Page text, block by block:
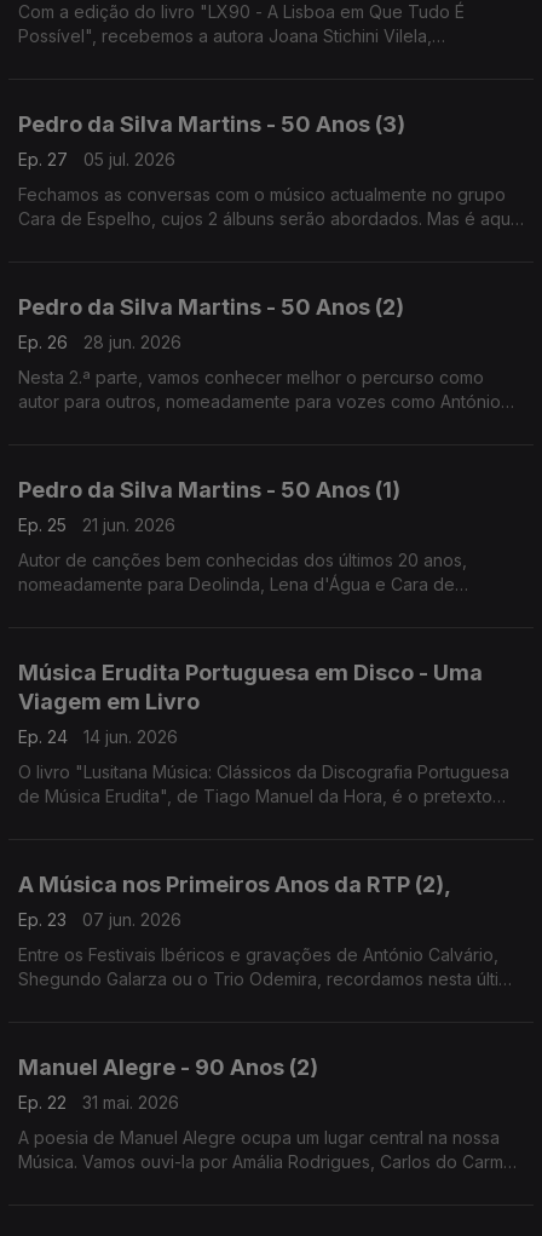
Com a edição do livro "LX90 - A Lisboa em Que Tudo É
Possível", recebemos a autora Joana Stichini Vilela,
Pedro da Silva Martins - 50 Anos (3)
Ep. 27
05 jul. 2026
Fechamos as conversas com o músico actualmente no grupo
Cara de Espelho, cujos 2 álbuns serão abordados. Mas é aqui
Pedro da Silva Martins - 50 Anos (2)
Ep. 26
28 jun. 2026
Nesta 2.ª parte, vamos conhecer melhor o percurso como
autor para outros, nomeadamente para vozes como António
Pedro da Silva Martins - 50 Anos (1)
Ep. 25
21 jun. 2026
Autor de canções bem conhecidas dos últimos 20 anos,
nomeadamente para Deolinda, Lena d'Água e Cara de
Música Erudita Portuguesa em Disco - Uma
Viagem em Livro
Ep. 24
14 jun. 2026
O livro "Lusitana Música: Clássicos da Discografia Portuguesa
de Música Erudita", de Tiago Manuel da Hora, é o pretexto
A Música nos Primeiros Anos da RTP (2),
Ep. 23
07 jun. 2026
Entre os Festivais Ibéricos e gravações de António Calvário,
Shegundo Galarza ou o Trio Odemira, recordamos nesta última
Manuel Alegre - 90 Anos (2)
Ep. 22
31 mai. 2026
A poesia de Manuel Alegre ocupa um lugar central na nossa
Música. Vamos ouvi-la por Amália Rodrigues, Carlos do Carmo,